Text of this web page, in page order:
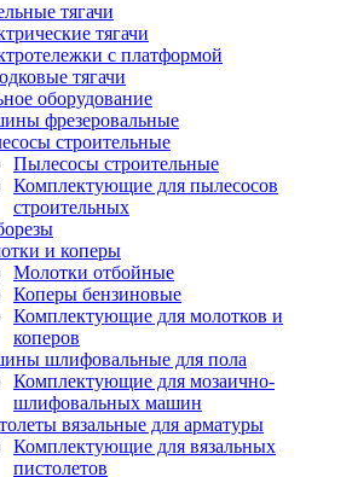
тягачи
тягачи
с платформой
тягачи
оборудование
фрезеровальные
строительные
Пылесосы строительные
Комплектующие для пылесосов
строительных
и коперы
Молотки отбойные
Коперы бензиновые
Комплектующие для молотков и
коперов
шлифовальные для пола
Комплектующие для мозаично-
шлифовальных машин
вязальные для арматуры
Комплектующие для вязальных
пистолетов